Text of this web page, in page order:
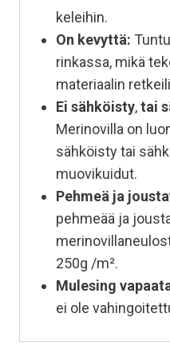
keleihin.
On kevyttä:
rinkassa, mikä
materiaalin
Ei sähköisty,tai
Merinovilla on
sähköisty tai
muovikuidut.
Pehmeä ja
pehmeää ja
250g /m².
Mulesing
ei ole